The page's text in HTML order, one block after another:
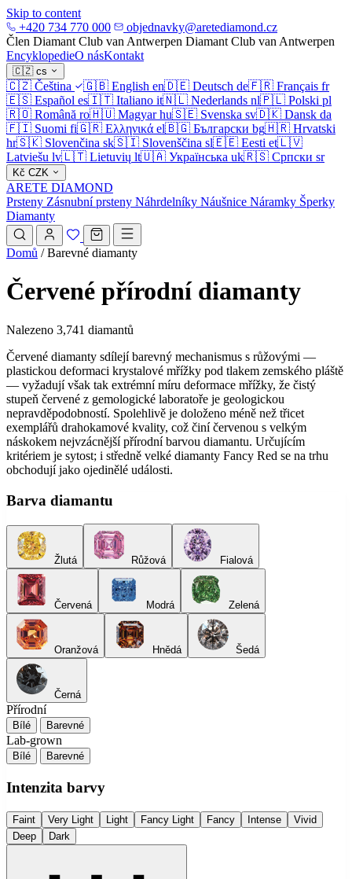
Skip to content
+420 734 770 000
objednavky@aretediamond.cz
Člen Diamant Club van Antwerpen Diamant Club van Antwerpen
EncyklopedieO násKontakt
🇨🇿 cs
🇨🇿 Čeština 🇬🇧 English en🇩🇪 Deutsch de🇫🇷 Français fr
🇪🇸 Español es🇮🇹 Italiano it🇳🇱 Nederlands nl🇵🇱 Polski pl
🇷🇴 Română ro🇭🇺 Magyar hu🇸🇪 Svenska sv🇩🇰 Dansk da
🇫🇮 Suomi fi🇬🇷 Ελληνικά el🇧🇬 Български bg🇭🇷 Hrvatski
hr🇸🇰 Slovenčina sk🇸🇮 Slovenščina sl🇪🇪 Eesti et🇱🇻
Latviešu lv🇱🇹 Lietuvių lt🇺🇦 Українська uk🇷🇸 Српски sr
Kč CZK
ARETE DIAMOND
Prsteny Zásnubní prsteny Náhrdelníky Náušnice Náramky Šperky
Diamanty
Domů / Barevné diamanty
Červené přírodní diamanty
Nalezeno 3,741 diamantů
Červené diamanty sdílejí barevný mechanismus s růžovými —
plastickou deformaci krystalové mřížky pod tlakem zemského pláště
— vyžadují však tak extrémní míru deformace mřížky, že čistý
stupeň červené z gemologické laboratoře je geologickou
nepravděpodobností. Spolehlivě je doloženo méně než třicet
exemplářů drahokamové kvality, což činí červenou s velkým
náskokem nejvzácnější přírodní barvou diamantu. Určujícím
kritériem je sytost; i středně velké diamanty Fancy Red se na trhu
obchodují jako ojedinělé události.
Barva diamantu
Žlutá Růžová Fialová
Červená Modrá Zelená
Oranžová Hnědá Šedá
Černá
Přírodní
Bílé Barevné
Lab-grown
Bílé Barevné
Intenzita barvy
Faint Very Light Light Fancy Light Fancy Intense
Vivid
Deep
Dark